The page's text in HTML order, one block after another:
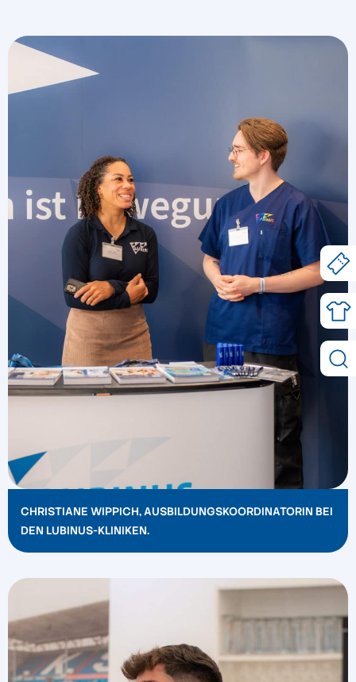
CHRISTIANE WIPPICH, AUSBILDUNGSKOORDINATORIN BEI
DEN LUBINUS-KLINIKEN.